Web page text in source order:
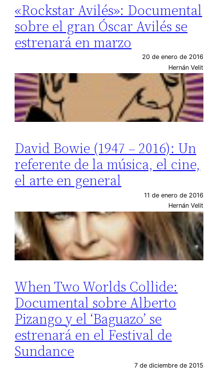
«Rockstar Avilés»: Documental
sobre el gran Óscar Avilés se
estrenará en marzo
20 de enero de 2016
Hernán Velit
David Bowie (1947 – 2016): Un
referente de la música, el cine,
el arte en general
11 de enero de 2016
Hernán Velit
When Two Worlds Collide:
Documental sobre Alberto
Pizango y el ‘Baguazo’ se
estrenará en el Festival de
Sundance
7 de diciembre de 2015